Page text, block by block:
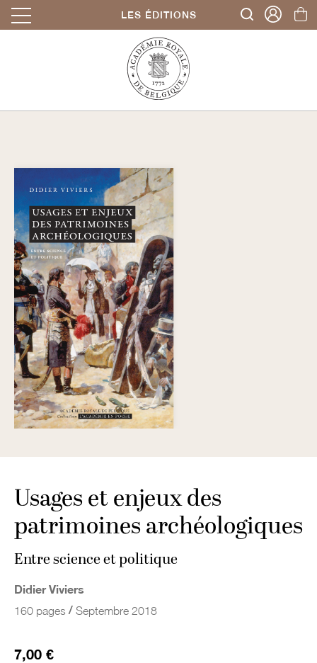
LES ÉDITIONS
Usages et enjeux des
patrimoines archéologiques
Entre science et politique
Didier Viviers
160 pages / Septembre 2018
7,00 €